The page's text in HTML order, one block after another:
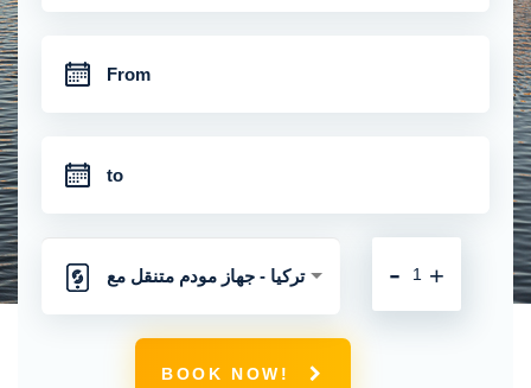
تركيا - جهاز مودم متنقل مع
اتصال 4 جي غير محدود
+
-
BOOK NOW!